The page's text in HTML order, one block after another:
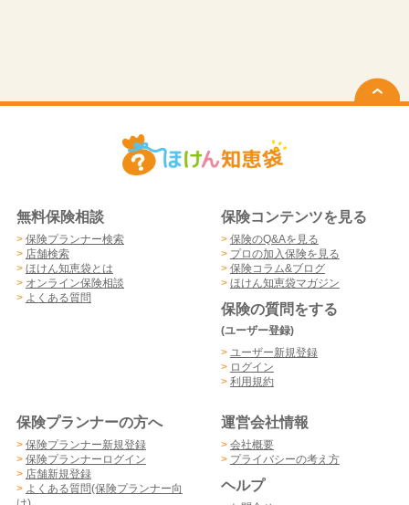
無料保険相談
> 保険プランナー検索
> 店舗検索
> ほけん知恵袋とは
> オンライン保険相談
> よくある質問
保険コンテンツを見る
> 保険のQ&Aを見る
> プロの加入保険を見る
> 保険コラム&ブログ
> ほけん知恵袋マガジン
保険の質問をする
(ユーザー登録)
> ユーザー新規登録
> ログイン
> 利用規約
保険プランナーの方へ
> 保険プランナー新規登録
> 保険プランナーログイン
> 店舗新規登録
> よくある質問(保険プランナー向
運営会社情報
> 会社概要
> プライバシーの考え方
ヘルプ